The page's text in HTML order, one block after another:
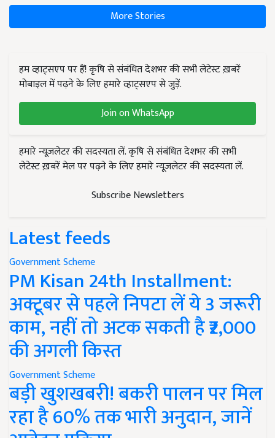
More Stories
हम व्हाट्सएप पर हैं! कृषि से संबंधित देशभर की सभी लेटेस्ट ख़बरें
मोबाइल में पढ़ने के लिए हमारे व्हाट्सएप से जुड़ें.
Join on WhatsApp
हमारे न्यूज़लेटर की सदस्यता लें. कृषि से संबंधित देशभर की सभी
लेटेस्ट ख़बरें मेल पर पढ़ने के लिए हमारे न्यूज़लेटर की सदस्यता लें.
Subscribe Newsletters
Latest feeds
Government Scheme
PM Kisan 24th Installment:
अक्टूबर से पहले निपटा लें ये 3 जरूरी
काम, नहीं तो अटक सकती है ₹2,000
की अगली किस्त
Government Scheme
बड़ी खुशखबरी! बकरी पालन पर मिल
रहा है 60% तक भारी अनुदान, जानें